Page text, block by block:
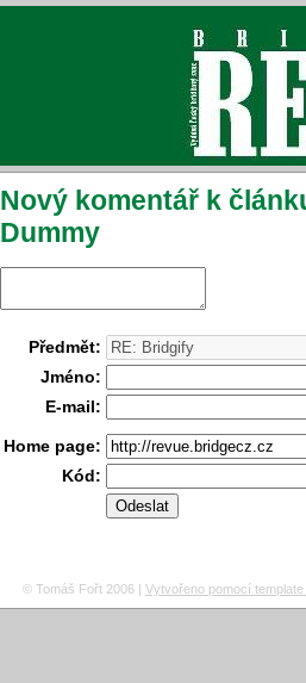
Nový komentář k
Dummy
Předmět:
Jméno:
E-mail:
Home page:
Kód:
© Tomáš Fořt 2006 | Vytvořeno pomocí